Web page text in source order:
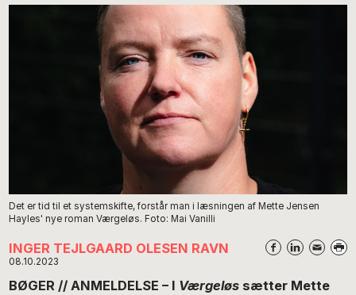
Det er tid til et systemskifte, forstår man i læsningen af Mette Jensen
Hayles' nye roman Værgeløs. Foto: Mai Vanilli
INGER TEJLGAARD OLESEN RAVN
08.10.2023
BØGER // ANMELDELSE – I Værgeløs sætter Mette